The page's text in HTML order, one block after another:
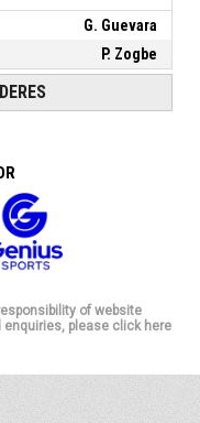
G. Guevara
P. Zogbe
of website
please click here